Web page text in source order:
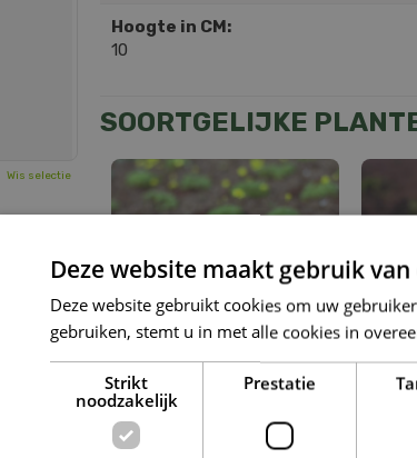
Hoogte in CM:
10
SOORTGELIJKE
Hongerbloempje
Draba mollissima
Wis selectie
Deze website maakt gebruik van
Deze website gebruikt cookies om uw
gebruiken, stemt u in met alle cookies in
Strikt
noodzakelijk
Prestatie